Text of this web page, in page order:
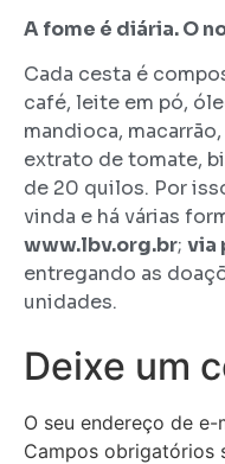
A fome é diária. O
Cada cesta é
café, leite em pó,
mandioca,
extrato de tomate,
de 20 quilos. Por
vinda e há várias
www.lbv.org.br; via
entregando as
unidades.
Deixe um
O seu endereço de
Campos obrigatórios